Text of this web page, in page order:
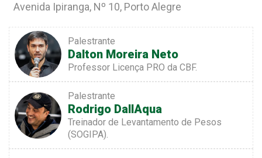
Avenida Ipiranga, Nº 10, Porto Alegre
Palestrante
Dalton Moreira Neto
Professor Licença PRO da CBF.
Palestrante
Rodrigo DallAqua
Treinador de Levantamento de Pesos
(SOGIPA).